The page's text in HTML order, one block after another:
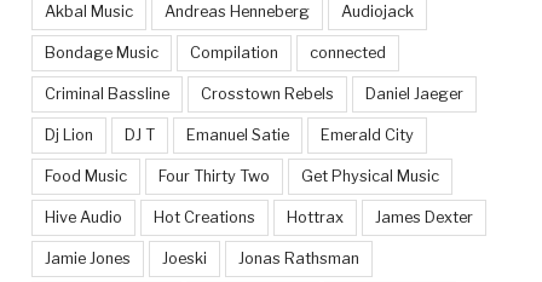
Akbal Music Andreas Henneberg Audiojack
Bondage Music Compilation connected
Criminal Bassline Crosstown Rebels Daniel Jaeger
Dj Lion DJ T Emanuel Satie Emerald City
Food Music Four Thirty Two Get Physical Music
Hive Audio Hot Creations Hottrax James Dexter
Jamie Jones Joeski Jonas Rathsman